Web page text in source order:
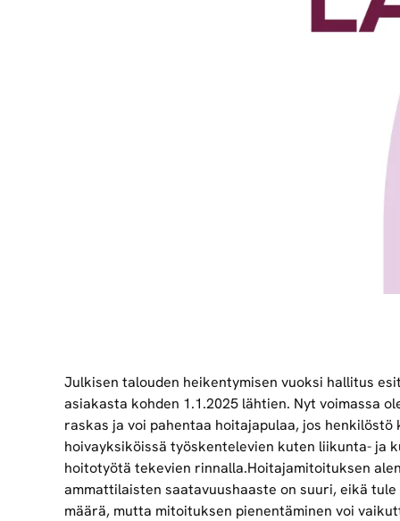
Julkisen talouden heikentymisen vuoksi hallitus
asiakasta kohden 1.1.2025 lähtien. Nyt voimassa
raskas ja voi pahentaa hoitajapulaa, jos
hoivayksiköissä työskentelevien kuten liikunta- ja
hoitotyötä tekevien rinnalla.Hoitajamitoituksen
ammattilaisten saatavuushaaste on suuri, eikä
määrä, mutta mitoituksen pienentäminen voi